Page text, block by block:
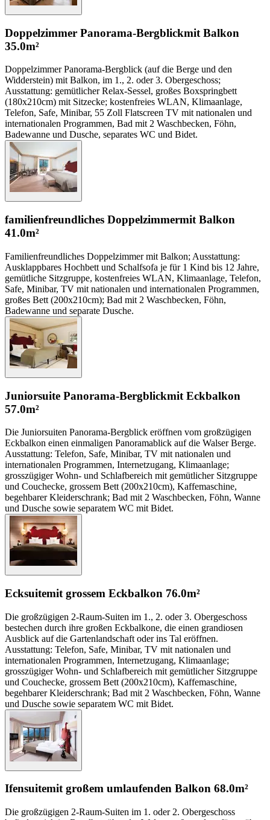
Doppelzimmer Panorama-Bergblickmit Balkon
35.0m²
Doppelzimmer Panorama-Bergblick (auf die Berge und den
Widderstein) mit Balkon, im 1., 2. oder 3. Obergeschoss;
Ausstattung: gemütlicher Relax-Sessel, großes Boxspringbett
(180x210cm) mit Sitzecke; kostenfreies WLAN, Klimaanlage,
Telefon, Safe, Minibar, 55 Zoll Flatscreen TV mit nationalen und
internationalen Programmen, Bad mit 2 Waschbecken, Föhn,
Badewanne und Dusche, separates WC und Bidet.
familienfreundliches Doppelzimmermit Balkon
41.0m²
Familienfreundliches Doppelzimmer mit Balkon; Ausstattung:
Ausklappbares Hochbett und Schalfsofa je für 1 Kind bis 12 Jahre,
gemütliche Sitzgruppe, kostenfreies WLAN, Klimaanlage, Telefon,
Safe, Minibar, TV mit nationalen und internationalen Programmen,
großes Bett (200x210cm); Bad mit 2 Waschbecken, Föhn,
Badewanne und separate Dusche.
Juniorsuite Panorama-Bergblickmit Eckbalkon
57.0m²
Die Juniorsuiten Panorama-Bergblick eröffnen vom großzügigen
Eckbalkon einen einmaligen Panoramablick auf die Walser Berge.
Ausstattung: Telefon, Safe, Minibar, TV mit nationalen und
internationalen Programmen, Internetzugang, Klimaanlage;
grosszügiger Wohn- und Schlafbereich mit gemütlicher Sitzgruppe
und Couchecke, grossem Bett (200x210cm), Kaffemaschine,
begehbarer Kleiderschrank; Bad mit 2 Waschbecken, Föhn, Wanne
und Dusche sowie separatem WC mit Bidet.
Ecksuitemit grossem Eckbalkon 76.0m²
Die großzügigen 2-Raum-Suiten im 1., 2. oder 3. Obergeschoss
bestechen durch ihre großen Eckbalkone, die einen grandiosen
Ausblick auf die Gartenlandschaft oder ins Tal eröffnen.
Ausstattung: Telefon, Safe, Minibar, TV mit nationalen und
internationalen Programmen, Internetzugang, Klimaanlage;
grosszügiger Wohn- und Schlafbereich mit gemütlicher Sitzgruppe
und Couchecke, grossem Bett (200x210cm), Kaffemaschine,
begehbarer Kleiderschrank; Bad mit 2 Waschbecken, Föhn, Wanne
und Dusche sowie separatem WC mit Bidet.
Ifensuitemit großem umlaufenden Balkon 68.0m²
Die großzügigen 2-Raum-Suiten im 1. oder 2. Obergeschoss